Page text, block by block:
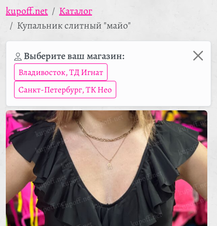
kupoff.net
Каталог
Купальник слитный "майо"
Выберите ваш магазин:
Владивосток, ТД Игнат
Санкт-Петербург, ТК Нео